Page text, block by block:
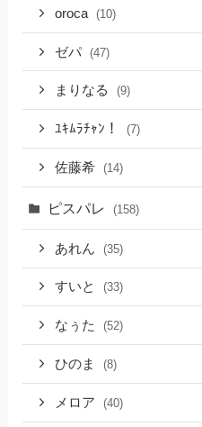
oroca (10)
ゼパ (47)
まりなる (9)
ﾕｷﾑﾗﾁｬﾝ！ (7)
佐藤希 (14)
ピスパレ (158)
あれん (35)
すいと (33)
なぅた (52)
ひのま (8)
メロア (40)